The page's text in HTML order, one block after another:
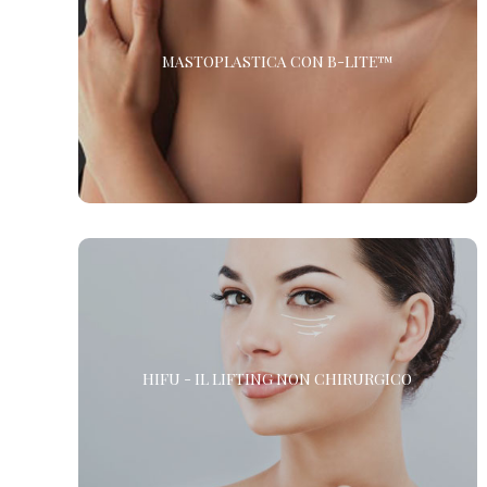
MASTOPLASTICA CON B-LITE™
MASTOPLASTICA CON B-LITE™
Scopri la Mastoplastica con le protesi più leggere e
innovative al Mondo. Oltre il 30% più leggere rispetto alle
HIFU - IL LIFTING NON CHIRURGICO
HIFU - IL LIFTING NON CHIRURGICO
HIFU (High Intensity Focused Ultrasound) è l’alternativa
alla chirurgia estetica per gli interventi di lifting del viso,
la riduzione delle rughe e il rassodamento del corpo. *